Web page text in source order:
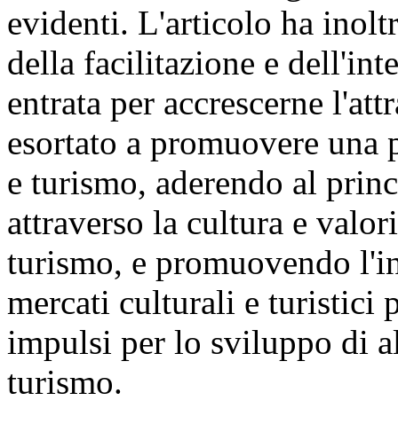
evidenti. L'articolo ha
della facilitazione e
entrata per accrescerne
esortato a promuovere
e turismo, aderendo al
attraverso la cultura e
turismo, e promuovendo
mercati culturali e turistici
impulsi per lo sviluppo di
turismo.